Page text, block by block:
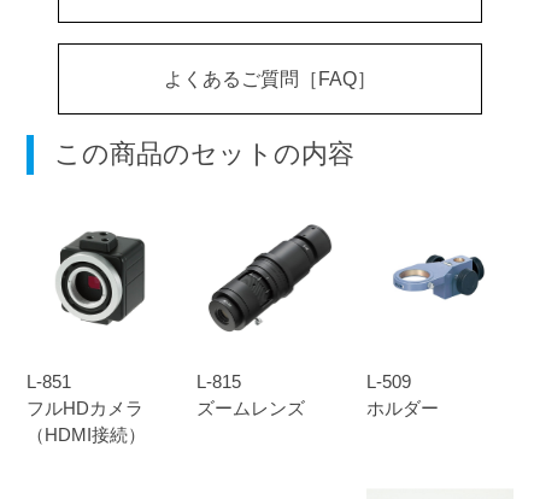
よくあるご質問［FAQ］
この商品のセットの内容
L-851
フルHDカメラ
（HDMI接続）
L-815
ズームレンズ
L-509
ホルダー